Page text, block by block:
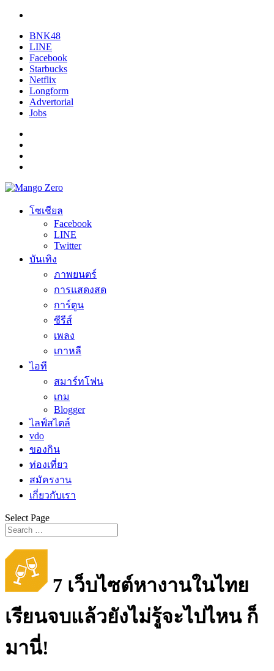
BNK48
LINE
Facebook
Starbucks
Netflix
Longform
Advertorial
Jobs
โซเชียล
Facebook
LINE
Twitter
บันเทิง
ภาพยนตร์
การแสดงสด
การ์ตูน
ซีรีส์
เพลง
เกาหลี
ไอที
สมาร์ทโฟน
เกม
Blogger
ไลฟ์สไตล์
vdo
ของกิน
ท่องเที่ยว
สมัครงาน
เกี่ยวกับเรา
Select Page
7 เว็บไซต์หางานในไทย
เรียนจบแล้วยังไม่รู้จะไปไหน ก็
มานี่!